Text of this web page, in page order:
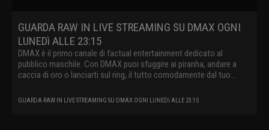
GUARDA RAW IN LIVE STREAMING SU DMAX OGNI
LUNEDì ALLE 23:15
DMAX è il primo canale di factual entertainment dedicato al
pubblico maschile. Con DMAX puoi sfuggire ai piranha, andare a
caccia di oro o lanciarti sul ring, il tutto comodamente dal tuo
GUARDA RAW IN LIVE STREAMING SU DMAX OGNI LUNEDì ALLE 23:15